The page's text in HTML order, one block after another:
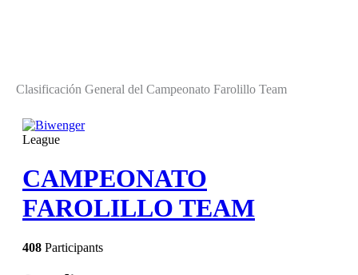
Clasificación General del Campeonato Farolillo Team